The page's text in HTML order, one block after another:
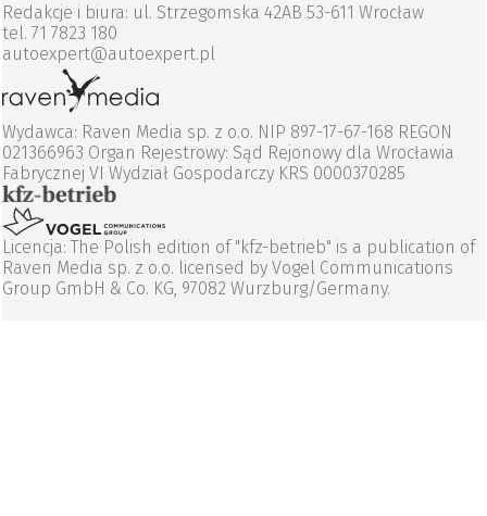
Redakcje i biura: ul. Strzegomska 42AB 53-611 Wrocław
tel. 71 7823 180
autoexpert@autoexpert.pl
Wydawca: Raven Media sp. z o.o. NIP 897-17-67-168 REGON
021366963 Organ Rejestrowy: Sąd Rejonowy dla Wrocławia
Fabrycznej VI Wydział Gospodarczy KRS 0000370285
Licencja: The Polish edition of "kfz-betrieb" is a publication of
Raven Media sp. z o.o. licensed by Vogel Communications
Group GmbH & Co. KG, 97082 Wurzburg/Germany.